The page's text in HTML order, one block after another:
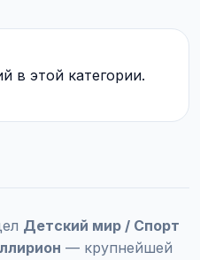
в этой категории.
Детский мир / Спорт
— крупнейшей